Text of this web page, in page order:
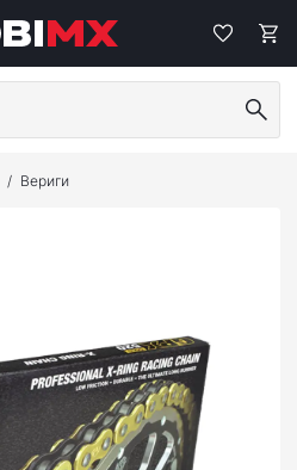
Вериги